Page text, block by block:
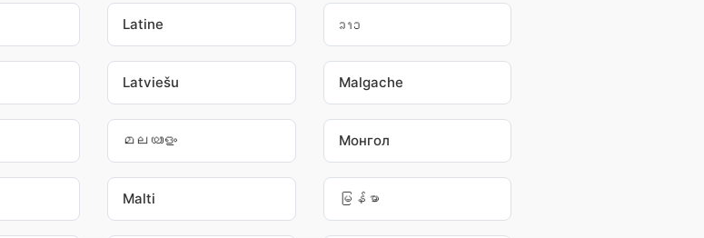
Latine ລາວ
Latviešu Malgache
മലയാളം Монгол
Malti မြန်မာ